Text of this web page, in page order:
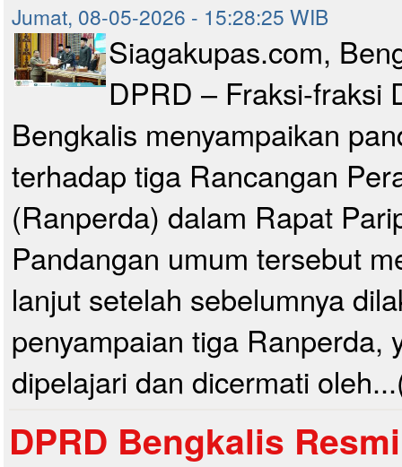
Jumat, 08-05-2026 - 15:28:25 WIB
Siagakupas.com,
DPRD – Fraksi-fraksi
Bengkalis menyampaikan
terhadap tiga Rancangan
(Ranperda) dalam Rapat
Pandangan umum tersebut
lanjut setelah sebelumnya
penyampaian tiga Ranperda,
dipelajari dan dicermati
DPRD Bengkalis